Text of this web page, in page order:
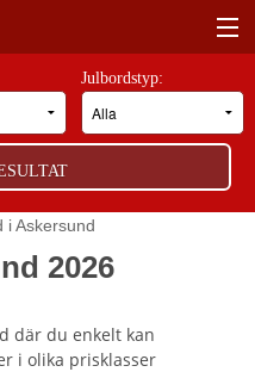
Julbordstyp:
i Askersund
2026
där du enkelt kan
i olika prisklasser